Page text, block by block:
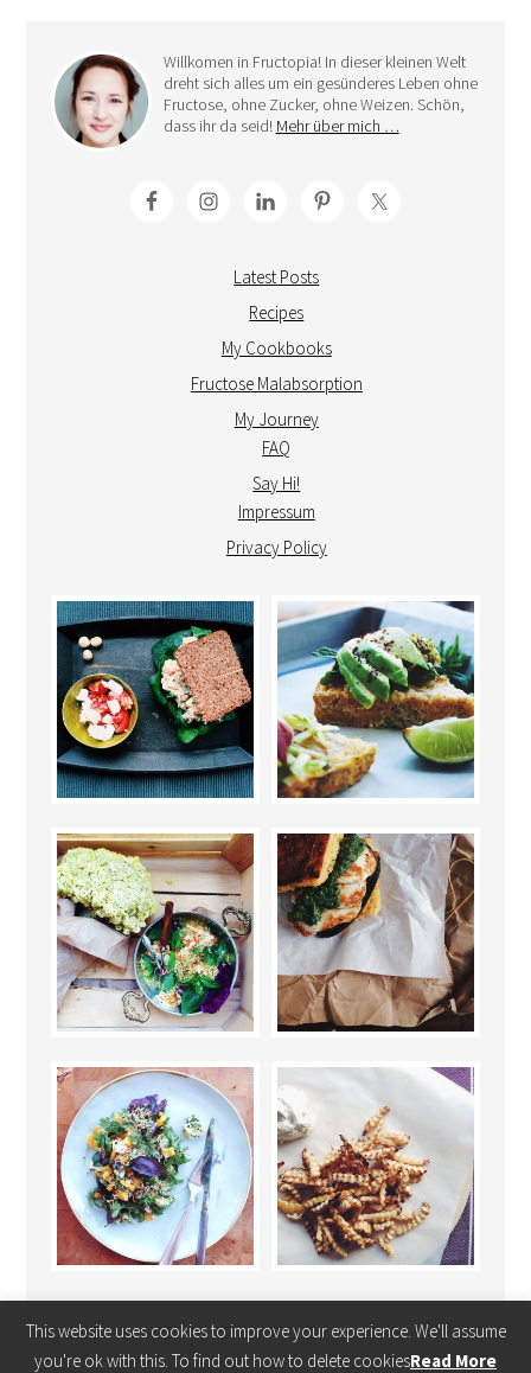
Willkomen in Fructopia! In dieser kleinen Welt
dreht sich alles um ein gesünderes Leben ohne
Fructose, ohne Zucker, ohne Weizen. Schön,
dass ihr da seid! Mehr über mich …
Latest Posts
Recipes
My Cookbooks
Fructose Malabsorption
My Journey
FAQ
Say Hi!
Impressum
Privacy Policy
This website uses cookies to improve your experience. We'll assume
you're ok with this. To find out how to delete cookiesRead More